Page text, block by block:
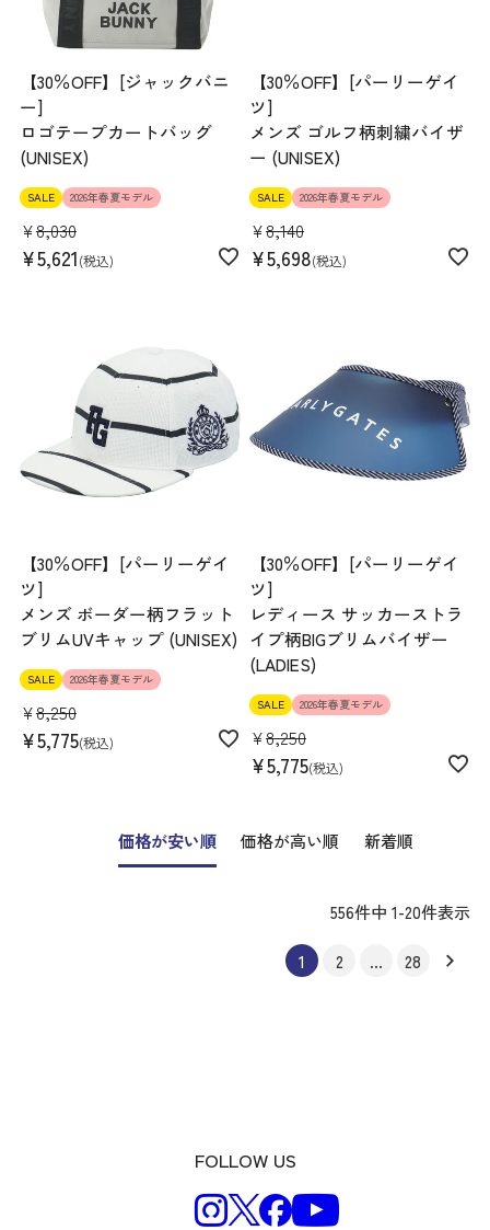
【30％OFF】[ジャックバニ
ー]
ロゴテープカートバッグ
(UNISEX)
SALE 2026年春夏モデル
¥8,030
¥5,621 税込
【30％OFF】[パーリーゲイ
ツ]
メンズ ゴルフ柄刺繍バイザ
ー (UNISEX)
SALE 2026年春夏モデル
¥8,140
¥5,698 税込
【30％OFF】[パーリーゲイ
ツ]
メンズ ボーダー柄フラット
ブリムUVキャップ (UNISEX)
SALE 2026年春夏モデル
¥8,250
¥5,775 税込
【30％OFF】[パーリーゲイ
ツ]
レディース サッカーストラ
イプ柄BIGブリムバイザー
(LADIES)
SALE 2026年春夏モデル
¥8,250
¥5,775 税込
価格が安い順 価格が高い順 新着順
556件中 1-20件表示
1 2 … 28
FOLLOW US